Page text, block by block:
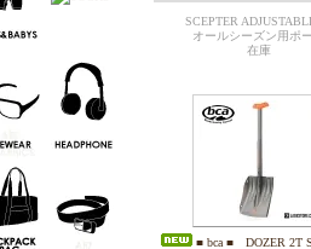
SCEPTER
オールシーズン用ポ
在庫
■ bca ■ DOZER 2T